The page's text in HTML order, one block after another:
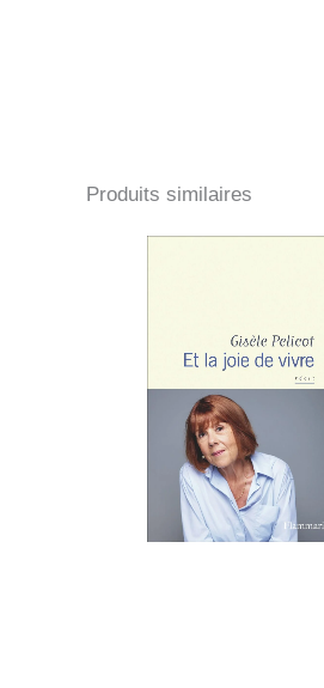
Produits similaires